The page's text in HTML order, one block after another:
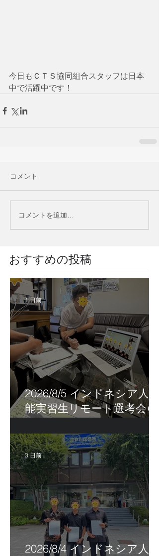
今日もＣＴＳ協同組合スタッフは日本
中で活躍中です！
コメント
コメントを追加…
​おすすめの投稿
2026/8/5 インドネシア人技
能実習生リモート選考会＠
1 日前
2026/8/4 インドネシア人技
3 日前